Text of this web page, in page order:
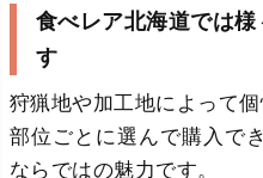
食べレア北海道では
す
狩猟地や加工地によって個
部位ごとに選んで購入で
ならではの魅力です。